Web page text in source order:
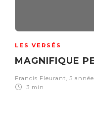
LES VERSÉS
MAGNIFIQUE
Francis Fleurant, 5
3 min